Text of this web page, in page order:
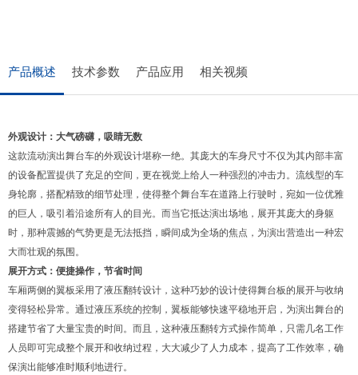
产品概述 技术参数 产品应用 相关视频
外观设计：大气磅礴，吸睛无数
这款流动演出舞台车的外观设计堪称一绝。其庞大的车身尺寸不仅为其内部丰富
的设备配置提供了充足的空间，更在视觉上给人一种强烈的冲击力。流线型的车
身轮廓，搭配精致的细节处理，使得整个舞台车在道路上行驶时，宛如一位优雅
的巨人，吸引着沿途所有人的目光。而当它抵达演出场地，展开其庞大的身躯
时，那种震撼的气势更是无法抵挡，瞬间成为全场的焦点，为演出营造出一种宏
大而壮观的氛围。
展开方式：便捷操作，节省时间
车厢两侧的翼板采用了液压翻转设计，这种巧妙的设计使得舞台板的展开与收纳
变得轻松异常。通过液压系统的控制，翼板能够快速平稳地开启，为演出舞台的
搭建节省了大量宝贵的时间。而且，这种液压翻转方式操作简单，只需几名工作
人员即可完成整个展开和收纳过程，大大减少了人力成本，提高了工作效率，确
保演出能够准时顺利地进行。